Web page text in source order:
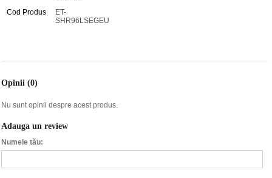
Cod Produs
ET-
SHR96LSEGEU
Opinii (0)
Nu sunt opinii despre acest produs.
Adauga un review
Numele tău: